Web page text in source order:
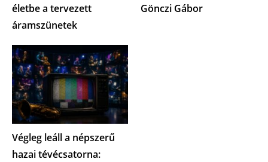
életbe a tervezett
áramszünetek
Gönczi Gábor
Végleg leáll a népszerű
hazai tévécsatorna: